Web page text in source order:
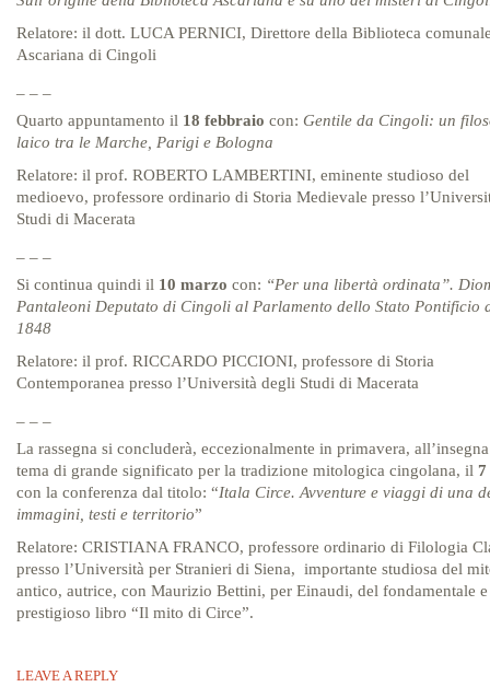
Relatore: il dott. LUCA PERNICI, Direttore della Biblioteca
Ascariana di Cingoli
Quarto appuntamento il 18 febbraio con: Gentile da Cingoli: un
laico tra le Marche, Parigi e Bologna
Relatore: il prof. ROBERTO LAMBERTINI, eminente studioso del
medioevo, professore ordinario di Storia Medievale presso
Studi di Macerata
Si continua quindi il 10 marzo con: “Per una libertà ordinata”.
Pantaleoni Deputato di Cingoli al Parlamento dello Stato Pontificio
1848
Relatore: il prof. RICCARDO PICCIONI, professore di Storia
Contemporanea presso l’Università degli Studi di Macerata
La rassegna si concluderà, eccezionalmente in primavera,
tema di grande significato per la tradizione mitologica cingolana, il
con la conferenza dal titolo: “Itala Circe. Avventure e viaggi di una
immagini, testi e territorio”
Relatore: CRISTIANA FRANCO, professore ordinario di Filologia
presso l’Università per Stranieri di Siena, importante studiosa del
antico, autrice, con Maurizio Bettini, per Einaudi, del fondamentale e
prestigioso libro “Il mito di Circe”.
LEAVE A REPLY